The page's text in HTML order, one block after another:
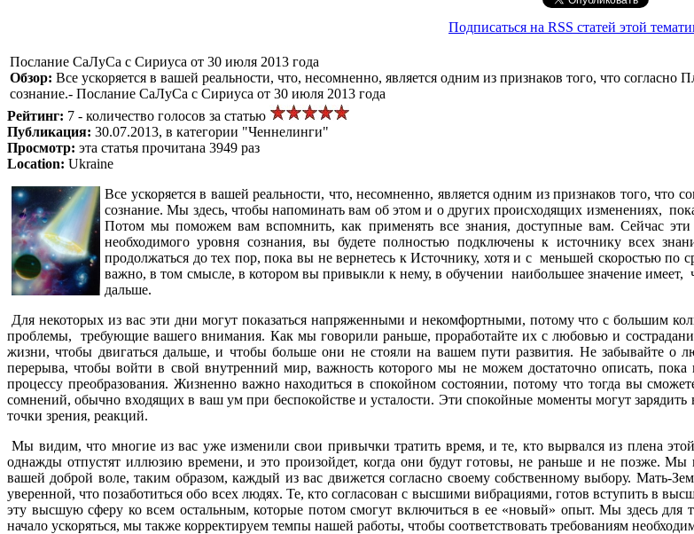
Подписаться на RSS статей этой
Послание СаЛуСа с Сириуса от 30 июля 2013 года
Обзор: Все ускоряется в вашей реальности, что, несомненно, является одним из признаков того, что
сознание.- Послание СаЛуСа с Сириуса от 30 июля 2013 года
Рейтинг: 7 - количество голосов за статью
Публикация: 30.07.2013, в категории "Ченнелинги"
Просмотр: эта статья прочитана 3949 раз
Location: Ukraine
Все ускоряется в вашей реальности, что, несомненно, является одним из признаков того,
сознание. Мы здесь, чтобы напоминать вам об этом и о других происходящих изменениях,
Потом мы поможем вам вспомнить, как применять все знания, доступные вам. Сейчас эти
необходимого уровня сознания, вы будете полностью подключены к источнику всех
продолжаться до тех пор, пока вы не вернетесь к Источнику, хотя и с меньшей скоростью
важно, в том смысле, в котором вы привыкли к нему, в обучении наибольшее значение
дальше.
Для некоторых из вас эти дни могут показаться напряженными и некомфортными, потому что с большим
проблемы, требующие вашего внимания. Как мы говорили раньше, проработайте их с любовью и
жизни, чтобы двигаться дальше, и чтобы больше они не стояли на вашем пути развития. Не забывайте о
перерыва, чтобы войти в свой внутренний мир, важность которого мы не можем достаточно описать,
процессу преобразования. Жизненно важно находиться в спокойном состоянии, потому что тогда вы
сомнений, обычно входящих в ваш ум при беспокойстве и усталости. Эти спокойные моменты могут
точки зрения, реакций.
Мы видим, что многие из вас уже изменили свои привычки тратить время, и те, кто вырвался из плена
однажды отпустят иллюзию времени, и это произойдет, когда они будут готовы, не раньше и не позже.
вашей доброй воле, таким образом, каждый из вас движется согласно своему собственному выбору. Мать-
уверенной, что позаботиться обо всех людях. Те, кто согласован с высшими вибрациями, готов вступить в
эту высшую сферу ко всем остальным, которые потом смогут включиться в ее «новый» опыт. Мы здесь для
начало ускоряться, мы также корректируем темпы нашей работы, чтобы соответствовать требованиям